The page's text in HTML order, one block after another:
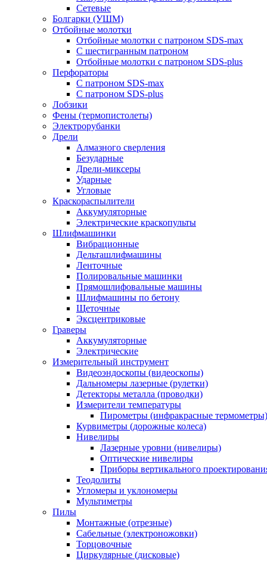
Сетевые
Болгарки (УШМ)
Отбойные молотки
Отбойные молотки с патроном SDS-max
С шестигранным патроном
Отбойные молотки с патроном SDS-plus
Перфораторы
С патроном SDS-max
С патроном SDS-plus
Лобзики
Фены (термопистолеты)
Электрорубанки
Дрели
Алмазного сверления
Безударные
Дрели-миксеры
Ударные
Угловые
Краскораспылители
Аккумуляторные
Электрические краскопульты
Шлифмашинки
Вибрационные
Дельташлифмашины
Ленточные
Полировальные машинки
Прямошлифовальные машины
Шлифмашины по бетону
Щеточные
Эксцентриковые
Граверы
Аккумуляторные
Электрические
Измерительный инструмент
Видеоэндоскопы (видеоскопы)
Дальномеры лазерные (рулетки)
Детекторы металла (проводки)
Измерители температуры
Пирометры (инфракрасные термометры)
Курвиметры (дорожные колеса)
Нивелиры
Лазерные уровни (нивелиры)
Оптические нивелиры
Приборы вертикального
Теодолиты
Угломеры и уклономеры
Мультиметры
Пилы
Монтажные (отрезные)
Сабельные (электроножовки)
Торцовочные
Циркулярные (дисковые)